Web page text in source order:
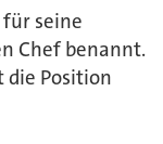
seine
Chef benannt.
Position